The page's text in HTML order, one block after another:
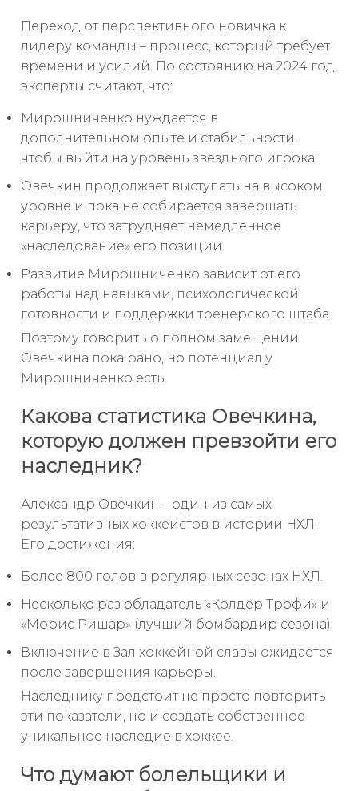
Переход от перспективного новичка к
лидеру команды – процесс, который требует
времени и усилий. По состоянию на 2024 год
эксперты считают, что:
Мирошниченко нуждается в
дополнительном опыте и стабильности,
чтобы выйти на уровень звездного игрока.
Овечкин продолжает выступать на высоком
уровне и пока не собирается завершать
карьеру, что затрудняет немедленное
«наследование» его позиции.
Развитие Мирошниченко зависит от его
работы над навыками, психологической
готовности и поддержки тренерского штаба.
Поэтому говорить о полном замещении
Овечкина пока рано, но потенциал у
Мирошниченко есть.
Какова статистика Овечкина,
которую должен превзойти его
наследник?
Александр Овечкин – один из самых
результативных хоккеистов в истории НХЛ.
Его достижения:
Более 800 голов в регулярных сезонах НХЛ.
Несколько раз обладатель «Колдер Трофи» и
«Морис Ришар» (лучший бомбардир сезона).
Включение в Зал хоккейной славы ожидается
после завершения карьеры.
Наследнику предстоит не просто повторить
эти показатели, но и создать собственное
уникальное наследие в хоккее.
Что думают болельщики и